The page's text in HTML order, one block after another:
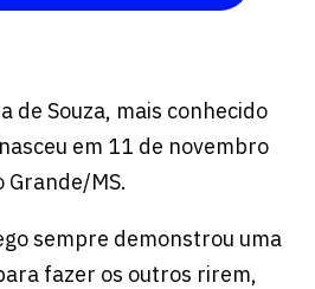
de Souza, mais conhecido
em 11 de novembro
Grande/MS.
sempre demonstrou uma
fazer os outros rirem,